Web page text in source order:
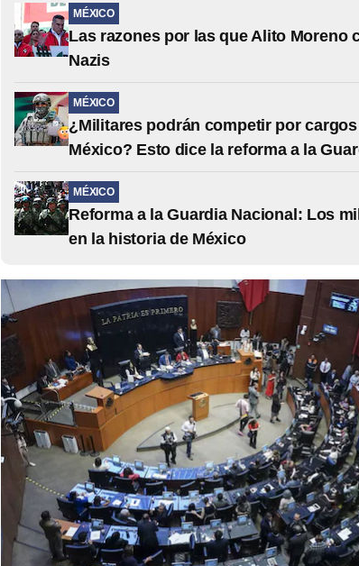
MÉXICO
Las razones por las que Alito Moreno
Nazis
MÉXICO
¿Militares podrán competir por
México? Esto dice la reforma a la
MÉXICO
Reforma a la Guardia Nacional: Los
en la historia de México